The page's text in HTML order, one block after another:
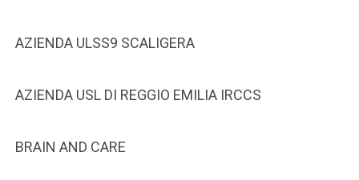
AZIENDA ULSS9 SCALIGERA
AZIENDA USL DI REGGIO EMILIA IRCCS
BRAIN AND CARE